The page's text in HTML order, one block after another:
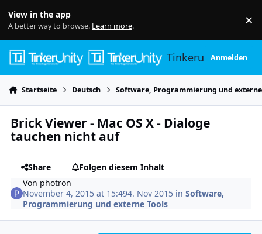
View in the app
A better way to browse. Learn more. ×
TinkerunityAnmelden
Startseite Deutsch Software, Programmierung und
Brick Viewer - Mac OS X - Dialoge
tauchen nicht auf
Share
Folgen diesem Inhalt
Von photron
November 4, 2015 at 15:494. Nov 2015 inSoftware,
Programmierung und externe Tools